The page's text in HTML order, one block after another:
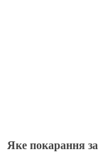
Яке покарання